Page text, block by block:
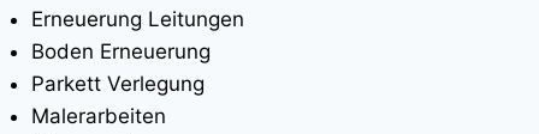
Erneuerung Leitungen
Boden Erneuerung
Parkett Verlegung
Malerarbeiten